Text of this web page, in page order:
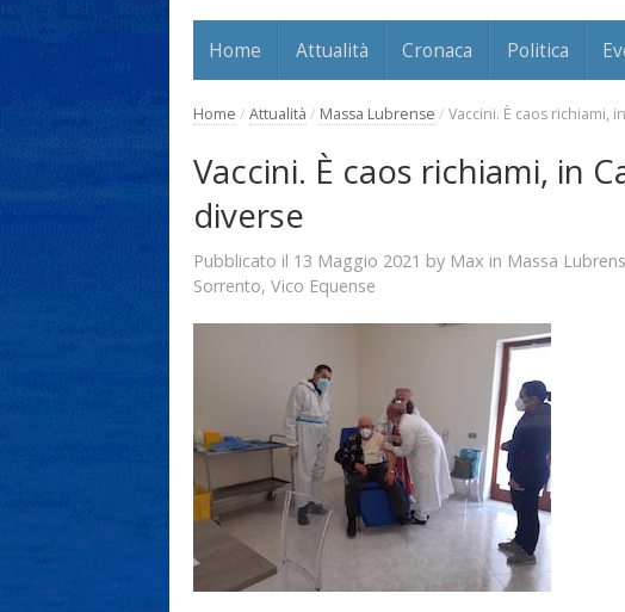
Home Attualità Cronaca Politica
Home / Attualità / Massa Lubrense / Vaccini. È caos richiami,
Vaccini. È caos richiami, in
diverse
Pubblicato il 13 Maggio 2021 by Max in Massa
Sorrento, Vico Equense